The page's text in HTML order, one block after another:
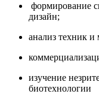
формирование
дизайн;
анализ техник и
изучение
биотехнологии